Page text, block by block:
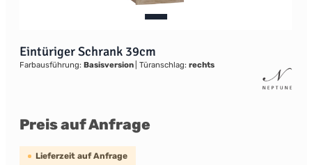
Eintüriger Schrank 39cm
Farbausführung: Basisversion Türanschlag: rechts
Preis auf Anfrage
Lieferzeit auf Anfrage